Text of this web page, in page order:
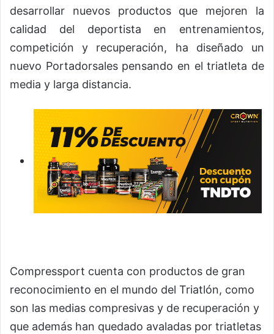
desarrollar nuevos productos que mejoren la
calidad del deportista en entrenamientos,
competición y recuperación, ha diseñado un
nuevo Portadorsales pensando en el triatleta de
media y larga distancia.
Compressport cuenta con productos de gran
reconocimiento en el mundo del Triatlón, como
son las medias compresivas y de recuperación y
que además han quedado avaladas por triatletas